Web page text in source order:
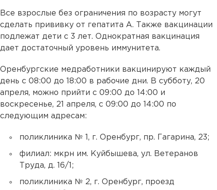
Все взрослые без ограничения по возрасту могут
сделать прививку от гепатита А. Также вакцинации
подлежат дети с 3 лет. Однократная вакцинация
дает достаточный уровень иммунитета.
Оренбургские медработники вакцинируют каждый
день с 08:00 до 18:00 в рабочие дни. В субботу, 20
апреля, можно прийти с 09:00 до 14:00 и
воскресенье, 21 апреля, с 09:00 до 14:00 по
следующим адресам:
поликлиника № 1, г. Оренбург, пр. Гагарина, 23;
филиал: мкрн им. Куйбышева, ул. Ветеранов
Труда, д. 16/1;
поликлиника № 2, г. Оренбург, проезд